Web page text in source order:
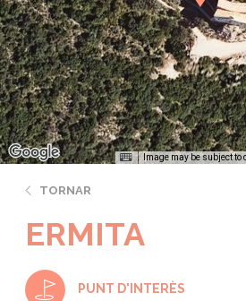
Image may be subject to
TORNAR
ERMITA
PUNT D'INTERÈS